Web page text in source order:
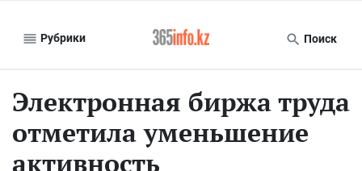
Рубрики Поиск
Электронная биржа труда
отметила уменьшение
активность